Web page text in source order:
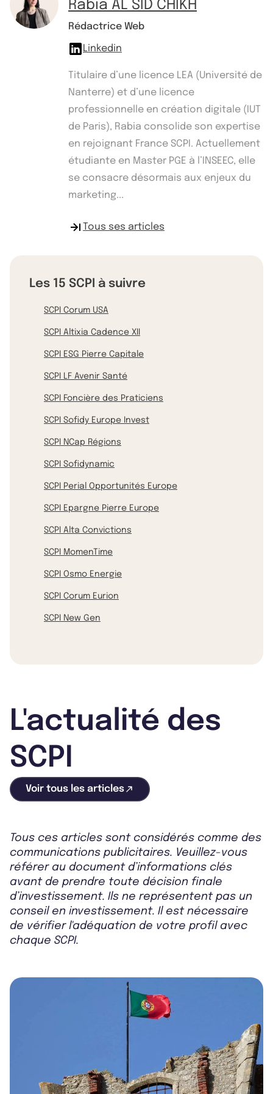
Rabia AL SID CHIKH
Rédactrice Web
Linkedin
Titulaire d’une licence LEA (Université de
Nanterre) et d’une licence
professionnelle en création digitale (IUT
de Paris), Rabia consolide son expertise
en rejoignant France SCPI. Actuellement
étudiante en Master PGE à l’INSEEC, elle
se consacre désormais aux enjeux du
marketing...
Tous ses articles
Les 15 SCPI à suivre
SCPI Corum USA
SCPI Altixia Cadence XII
SCPI ESG Pierre Capitale
SCPI LF Avenir Santé
SCPI Foncière des Praticiens
SCPI Sofidy Europe Invest
SCPI NCap Régions
SCPI Sofidynamic
SCPI Perial Opportunités Europe
SCPI Epargne Pierre Europe
SCPI Alta Convictions
SCPI MomenTime
SCPI Osmo Energie
SCPI Corum Eurion
SCPI New Gen
L'actualité des
SCPI
Voir tous les articles
Tous ces articles sont considérés comme des
communications publicitaires. Veuillez-vous
référer au document d’informations clés
avant de prendre toute décision finale
d’investissement. Ils ne représentent pas un
conseil en investissement. Il est nécessaire
de vérifier l'adéquation de votre profil avec
chaque SCPI.